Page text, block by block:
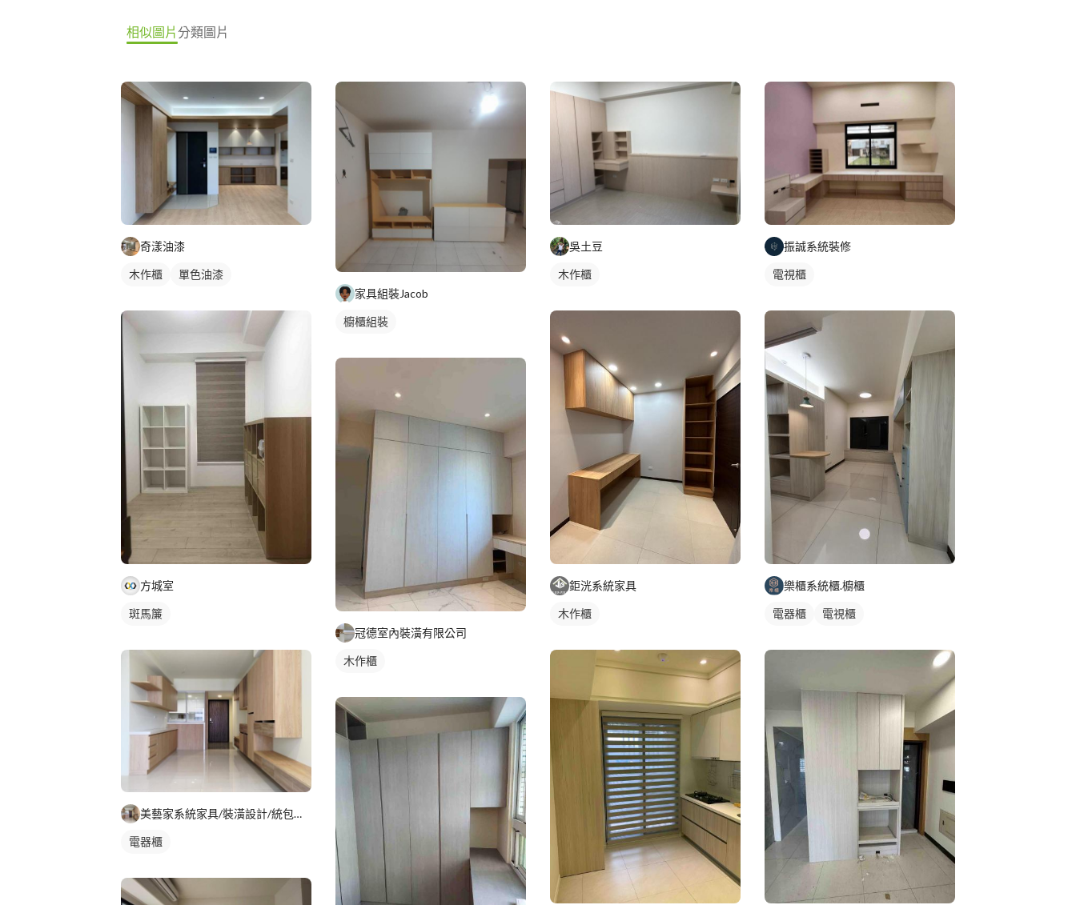
相似圖片分類圖片
奇漾油漆
木作櫃 單色油漆
方城室
斑馬簾
美藝家系統家具/裝潢設計/統包服務
電器櫃
家具組裝Jacob
櫥櫃組裝
冠德室內裝潢有限公司
木作櫃
吳土豆
木作櫃
鉅洸系統家具
木作櫃
振誠系統裝修
電視櫃
樂櫃系統櫃.櫥櫃
電器櫃 電視櫃